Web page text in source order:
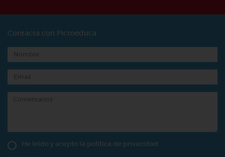
Contacta con Pictoeduca
He leído y acepto la política de privacidad